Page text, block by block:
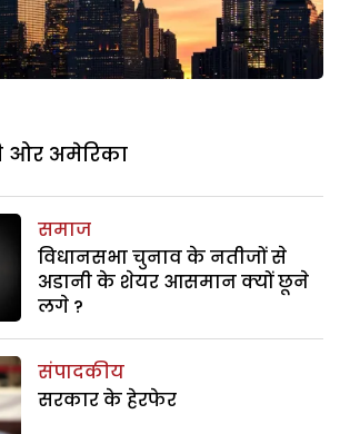
ओर अमेरिका
समाज
विधानसभा चुनाव के नतीजों से
अडानी के शेयर आसमान क्यों छूने
लगे ?
संपादकीय
सरकार के हेरफेर